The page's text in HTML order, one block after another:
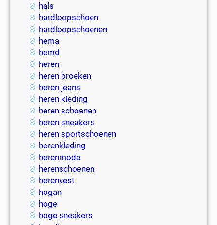
hals
hardloopschoen
hardloopschoenen
hema
hemd
heren
heren broeken
heren jeans
heren kleding
heren schoenen
heren sneakers
heren sportschoenen
herenkleding
herenmode
herenschoenen
herenvest
hogan
hoge
hoge sneakers